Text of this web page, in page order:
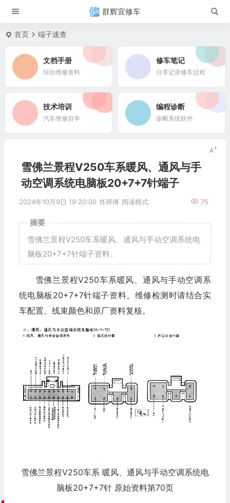
群辉宜修车
首页 端子速查
文档手册
综合维修资料
修车笔记
分享记录修车过程
技术培训
汽车维修自学
编程诊断
诊断系统软件
雪佛兰景程V250车系暖风、通风与手
动空调系统电脑板20+7+7针端子
2024年10月9日 19:20:00 肖师傅 75
阅读模式
摘要
雪佛兰景程V250车系暖风、通风与手动空调系统电
脑板20+7+7针端子资料。
雪佛兰景程V250车系暖风、通风与手动空调系
统电脑板20+7+7针端子资料。维修检测时请结合实
车配置、线束颜色和原厂资料复核。
雪佛兰景程V250车系 暖风、通风与手动空调系统电
脑板20+7+7针 原始资料第70页